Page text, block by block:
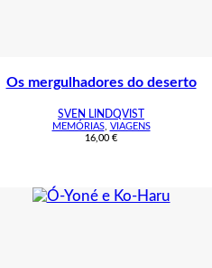
Os mergulhadores do deserto
SVEN LINDQVIST
MEMÓRIAS, VIAGENS
16,00 €